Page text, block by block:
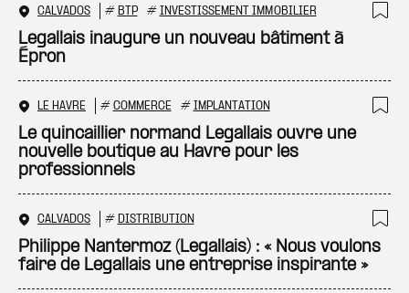
CALVADOS # BTP # INVESTISSEMENT IMMOBILIER
Legallais inaugure un nouveau bâtiment à
Épron
LE HAVRE # COMMERCE # IMPLANTATION
Le quincaillier normand Legallais ouvre une
nouvelle boutique au Havre pour les
professionnels
CALVADOS # DISTRIBUTION
Philippe Nantermoz (Legallais) : « Nous voulons
faire de Legallais une entreprise inspirante »